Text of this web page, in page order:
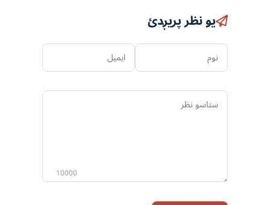
یو نظر پریږدئ
نوم ایمیل
ستاسو
10000